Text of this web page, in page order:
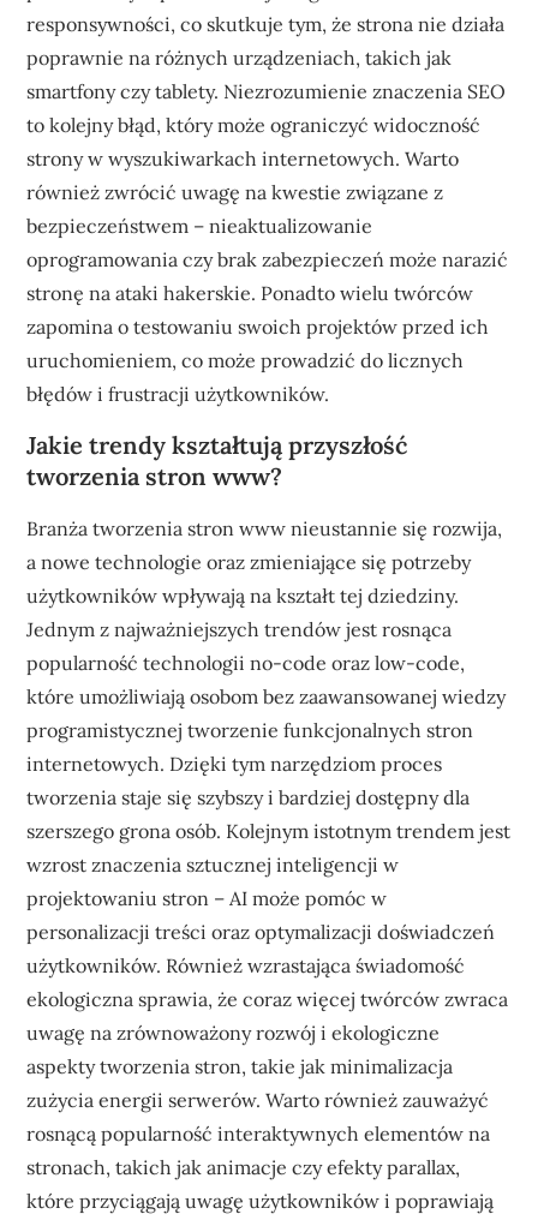
responsywności, co skutkuje tym, że strona nie działa
poprawnie na różnych urządzeniach, takich jak
smartfony czy tablety. Niezrozumienie znaczenia SEO
to kolejny błąd, który może ograniczyć widoczność
strony w wyszukiwarkach internetowych. Warto
również zwrócić uwagę na kwestie związane z
bezpieczeństwem – nieaktualizowanie
oprogramowania czy brak zabezpieczeń może narazić
stronę na ataki hakerskie. Ponadto wielu twórców
zapomina o testowaniu swoich projektów przed ich
uruchomieniem, co może prowadzić do licznych
błędów i frustracji użytkowników.
Jakie trendy kształtują przyszłość
tworzenia stron www?
Branża tworzenia stron www nieustannie się rozwija,
a nowe technologie oraz zmieniające się potrzeby
użytkowników wpływają na kształt tej dziedziny.
Jednym z najważniejszych trendów jest rosnąca
popularność technologii no-code oraz low-code,
które umożliwiają osobom bez zaawansowanej wiedzy
programistycznej tworzenie funkcjonalnych stron
internetowych. Dzięki tym narzędziom proces
tworzenia staje się szybszy i bardziej dostępny dla
szerszego grona osób. Kolejnym istotnym trendem jest
wzrost znaczenia sztucznej inteligencji w
projektowaniu stron – AI może pomóc w
personalizacji treści oraz optymalizacji doświadczeń
użytkowników. Również wzrastająca świadomość
ekologiczna sprawia, że coraz więcej twórców zwraca
uwagę na zrównoważony rozwój i ekologiczne
aspekty tworzenia stron, takie jak minimalizacja
zużycia energii serwerów. Warto również zauważyć
rosnącą popularność interaktywnych elementów na
stronach, takich jak animacje czy efekty parallax,
które przyciągają uwagę użytkowników i poprawiają